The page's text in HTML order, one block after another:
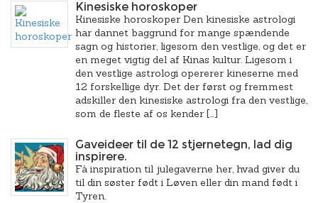
Kinesiske horoskoper
Kinesiske horoskoper Den kinesiske astrologi
har dannet baggrund for mange spændende
sagn og historier, ligesom den vestlige, og det er
en meget vigtig del af Kinas kultur. Ligesom i
den vestlige astrologi opererer kineserne med
12 forskellige dyr. Det der først og fremmest
adskiller den kinesiske astrologi fra den vestlige,
som de fleste af os kender […]
Gaveideer til de 12 stjernetegn, lad dig
inspirere.
Få inspiration til julegaverne her, hvad giver du
til din søster født i Løven eller din mand født i
Tyren.